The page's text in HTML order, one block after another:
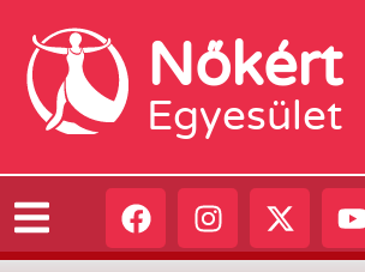
Nőkért
Egyesület